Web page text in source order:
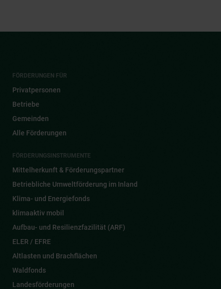
FÖRDERUNGEN FÜR
Privatpersonen
Betriebe
Gemeinden
Alle Förderungen
FÖRDERUNGSINSTRUMENTE
Mittelherkunft & Förderungspartner
Betriebliche Umweltförderung im Inland
Klima- und Energiefonds
klimaaktiv mobil
Aufbau- und Resilienzfazilität (ARF)
ELER / EFRE
Altlasten und Brachflächen
Waldfonds
Landesförderungen